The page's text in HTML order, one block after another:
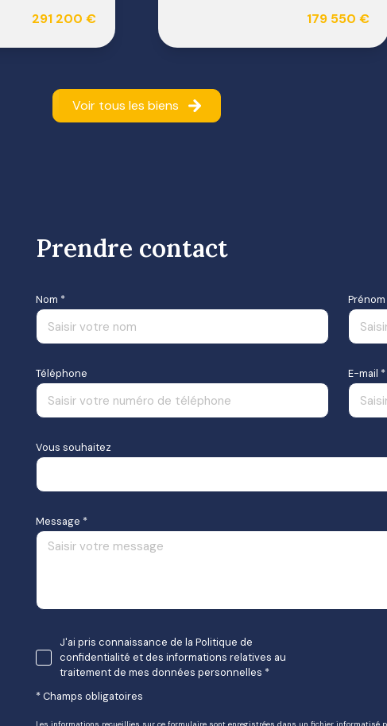
291 200 € 179 550 €
Voir tous les biens
Prendre contact
Nom *
Téléphone E-mail *
Vous souhaitez
Message *
J'ai pris connaissance de la Politique de
confidentialité et des informations relatives au
traitement de mes données personnelles *
* Champs obligatoires